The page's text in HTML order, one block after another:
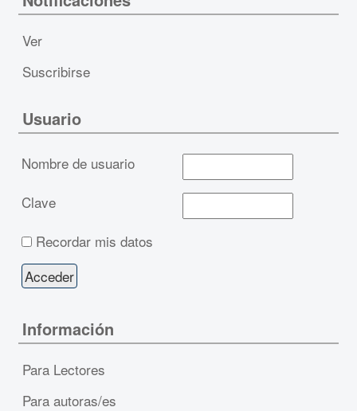
Ver
Suscribirse
Usuario
Nombre de usuario
Clave
Recordar mis datos
Información
Para Lectores
Para autoras/es